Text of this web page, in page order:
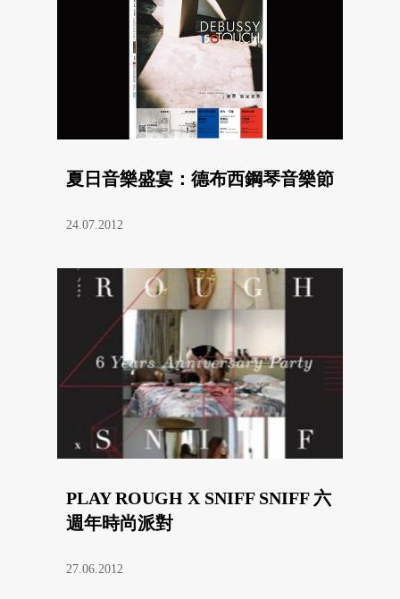
夏日音樂盛宴：德布西鋼琴音樂節
24.07.2012
PLAY ROUGH X SNIFF SNIFF 六
週年時尚派對
27.06.2012